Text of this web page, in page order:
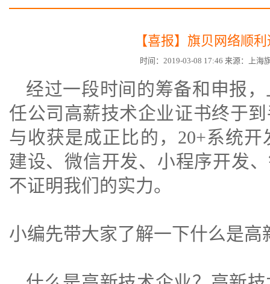
【喜报】旗贝网络顺
时间：2019-03-08 17:46 来源：上海
经过一段时间的筹备和申报
任公司高薪技术企业证书终于
与收获是成正比的，20+系统开
建设、微信开发、 小程序开发、
不证明我们的实力。
小编先带大家了解一下什么是高